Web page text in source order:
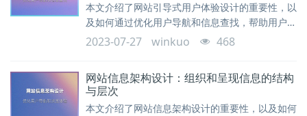
本文介绍了网站引导式用户体验设计的重要性，以
及如何通过优化用户导航和信息查找，帮助用户快
速找到所需信息。通过引导用户的浏览路径和提供
2023-07-27 winkuo 468
网站信息架构设计：组织和呈现信息的结构
与层次
本文介绍了网站信息架构设计的重要性，以及如何